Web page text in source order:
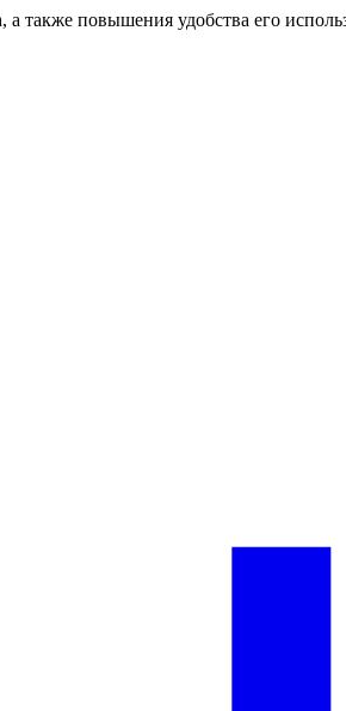
а также повышения удобства его